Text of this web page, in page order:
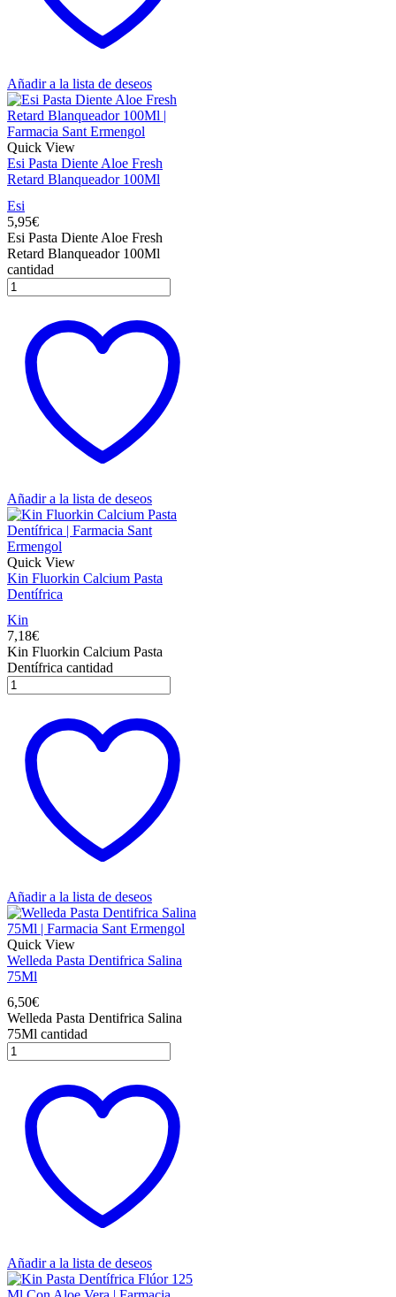
Añadir a la lista de deseos
Quick View
Esi Pasta Diente Aloe Fresh
Retard Blanqueador 100Ml
Esi
5,95€
Esi Pasta Diente Aloe Fresh
Retard Blanqueador 100Ml
cantidad
Añadir a la lista de deseos
Quick View
Kin Fluorkin Calcium Pasta
Dentífrica
Kin
7,18€
Kin Fluorkin Calcium Pasta
Dentífrica cantidad
Añadir a la lista de deseos
Quick View
Welleda Pasta Dentifrica Salina
75Ml
6,50€
Welleda Pasta Dentifrica Salina
75Ml cantidad
Añadir a la lista de deseos